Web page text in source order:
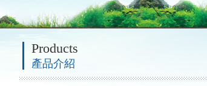
Products
產品介紹